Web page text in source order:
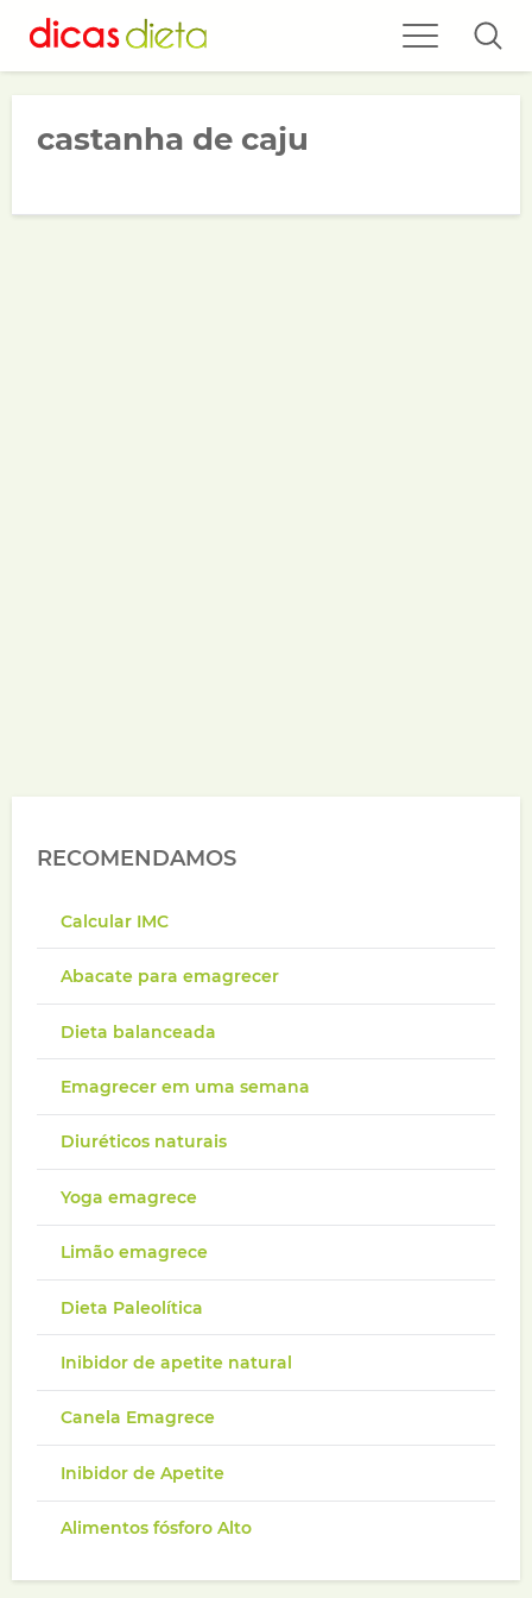
castanha de caju
RECOMENDAMOS
Calcular IMC
Abacate para emagrecer
Dieta balanceada
Emagrecer em uma semana
Diuréticos naturais
Yoga emagrece
Limão emagrece
Dieta Paleolítica
Inibidor de apetite natural
Canela Emagrece
Inibidor de Apetite
Alimentos fósforo Alto